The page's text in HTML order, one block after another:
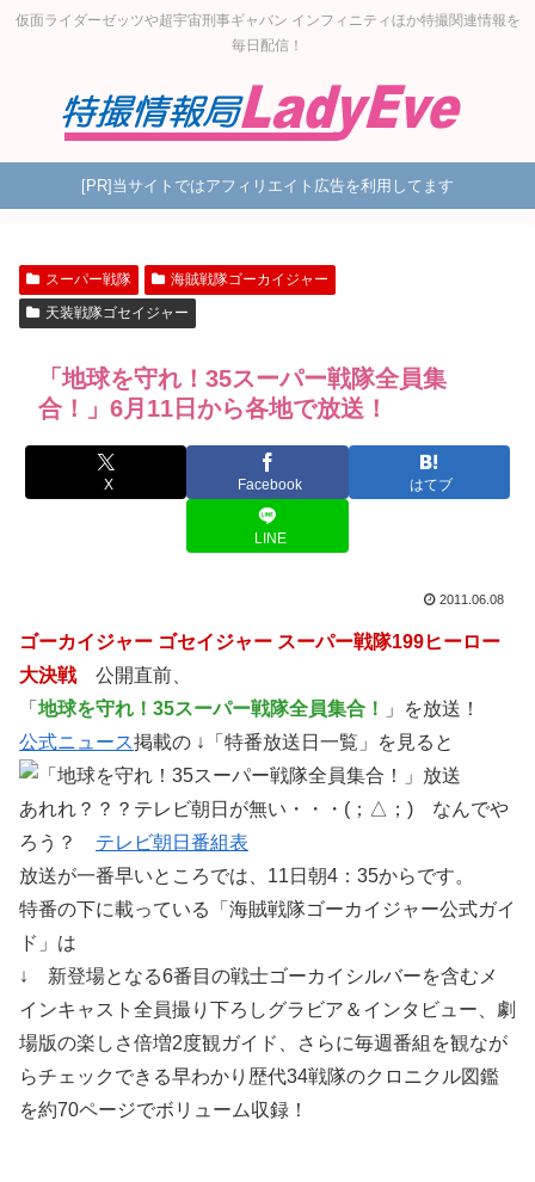
仮面ライダーゼッツや超宇宙刑事ギャバン インフィニティほか特撮関連情報を
毎日配信！
[PR]当サイトではアフィリエイト広告を利用してます
スーパー戦隊
海賊戦隊ゴーカイジャー
天装戦隊ゴセイジャー
「地球を守れ！35スーパー戦隊全員集
合！」6月11日から各地で放送！
X Facebook はてブ
LINE
2011.06.08
ゴーカイジャー ゴセイジャー スーパー戦隊199ヒーロー
大決戦公開直前、
「 地球を守れ！35スーパー戦隊全員集合！
」を放送！
公式ニュース掲載の ↓「特番放送日一覧」を見ると
あれれ？？？テレビ朝日が無い・・・(；△；) なんでや
ろう？ テレビ朝日番組表
放送が一番早いところでは、11日朝4：35からです。
特番の下に載っている「海賊戦隊ゴーカイジャー公式ガイ
ド」は
↓ 新登場となる6番目の戦士ゴーカイシルバーを含むメ
インキャスト全員撮り下ろしグラビア＆インタビュー、劇
場版の楽しさ倍増2度観ガイド、さらに毎週番組を観なが
らチェックできる早わかり歴代34戦隊のクロニクル図鑑
を約70ページでボリューム収録！